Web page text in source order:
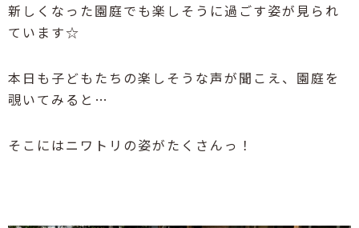
新しくなった園庭でも楽しそうに過ごす姿が見られ
ています☆
本日も子どもたちの楽しそうな声が聞こえ、園庭を
覗いてみると…
そこにはニワトリの姿がたくさんっ！